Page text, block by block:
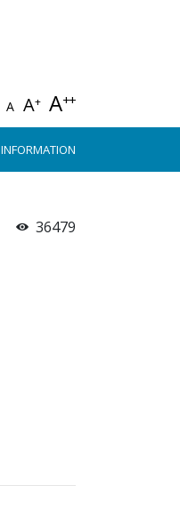
A A+ A++
INFORMATION
36479